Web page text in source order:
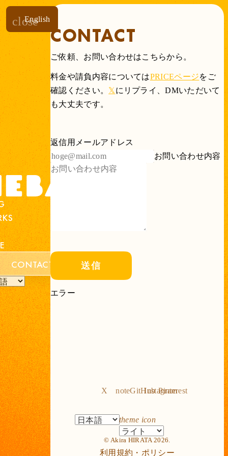
close
English
CONTACT
CONTACT
ご依頼、お問い合わせはこちらから。
料金や請負内容についてはPRICEページをご
確認ください。 𝕏にリプライ、DMいただいて
も大丈夫です。
返信用メールアドレス
お問い合わせ内容
送信
エラー
X noteGitHubInstagram
Pinterest
theme icon
© Akira HIRATA 2026.
利用規約・ポリシー